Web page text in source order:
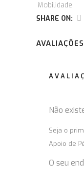
Mobilidade
SHARE ON:
Não
Seja o
Apoio de
O seu